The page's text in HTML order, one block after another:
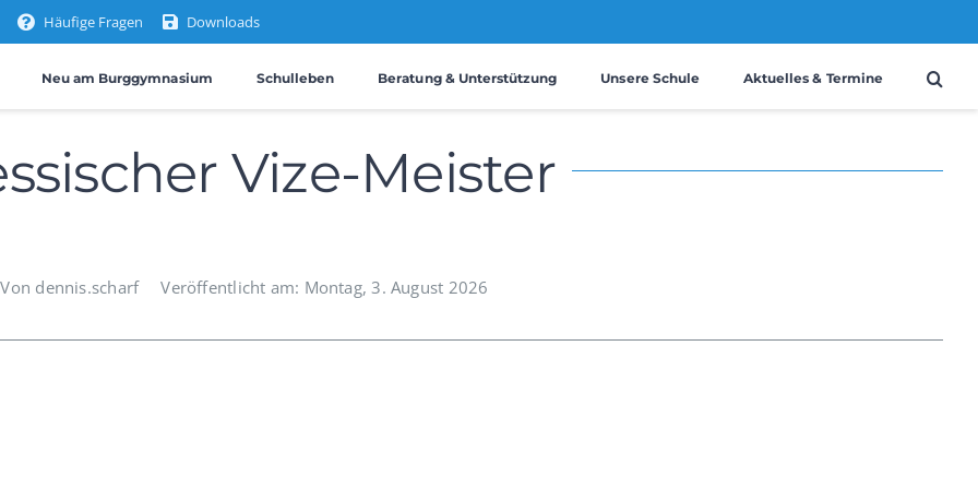
Häufige Fragen Downloads
Neu am Burggymnasium Schulleben Beratung & Unterstützung Unsere Schule Aktuelles & Termine
Vize-Meister
Von dennis.scharf Veröffentlicht am: Montag, 3. August 2026